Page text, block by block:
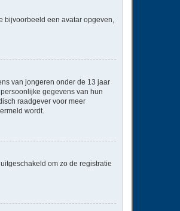
bijvoorbeeld een avatar opgeven,
van jongeren onder de 13 jaar
gegevens van hun
raadgever voor meer
wordt.
om zo de registratie